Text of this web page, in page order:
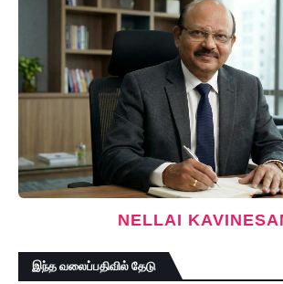
NELLAI
இந்த வலைப்பதிவில் தேடு